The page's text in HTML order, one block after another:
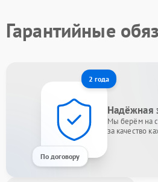
Гарантийные
2 года
По договору
Надёжная
Мы берём на
за качество